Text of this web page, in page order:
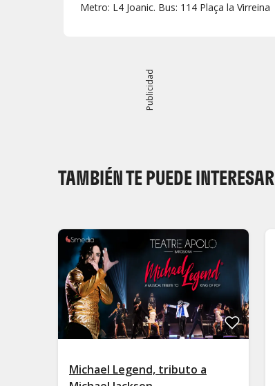
Metro: L4 Joanic. Bus: 114 Plaça la Virreina
Publicidad
TAMBIÉN TE PUEDE INTERESAR
Michael Legend, tributo a